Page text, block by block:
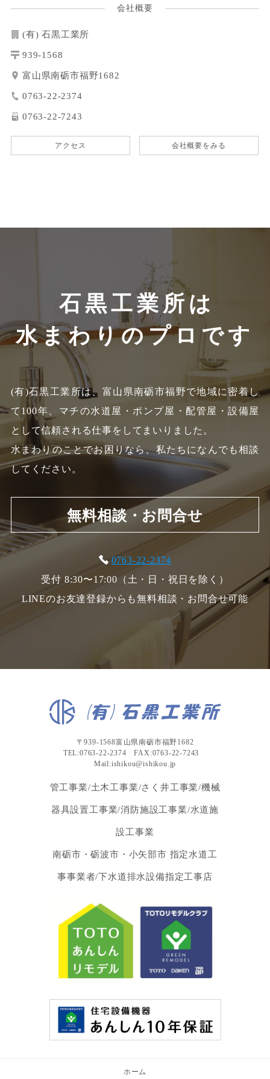
会社概要
(有) 石黒工業所
939-1568
富山県南砺市福野1682
0763-22-2374
0763-22-7243
アクセス 会社概要をみる
石黒工業所は
水まわりのプロです
(有)石黒工業所は、富山県南砺市福野で地域に密着し
て100年、 マチの水道屋・ポンプ屋・配管屋・設備屋
として信頼される仕事をしてまいりました。
水まわりのことでお困りなら、私たちになんでも相談
してください。
無料相談・お問合せ
0763-22-2374
受付 8:30〜17:00（土・日・祝日を除く）
LINEのお友達登録からも無料相談・お問合せ可能
〒939-1568富山県南砺市福野1682
TEL:0763-22-2374 FAX:0763-22-7243
Mail:ishikou@ishikou.jp
管工事業/土木工事業/さく井工事業/機械
器具設置工事業/消防施設工事業/水道施
設工事業
南砺市・砺波市・小矢部市 指定水道工
事事業者/下水道排水設備指定工事店
ホーム